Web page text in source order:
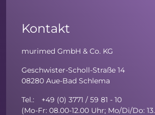
Kontakt
murimed GmbH & Co. KG
Geschwister-Scholl-Straße 14
08280 Aue-Bad Schlema
Tel.: +49 (0) 3771 / 59 81 - 10
(Mo-Fr: 08.00-12.00 Uhr; Mo/Di/Do: